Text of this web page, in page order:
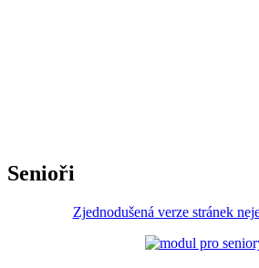
Senioři
Zjednodušená verze stránek